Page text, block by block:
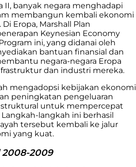
II, banyak negara menghadapi
membangun kembali ekonomi
Eropa, Marshall Plan
Keynesian Economy
ini, yang didanai oleh
bantuan finansial dan
negara-negara Eropa
dan industri mereka.
mengadopsi kebijakan ekonomi
peningkatan pengeluaran
untuk mempercepat
langkah ini berhasil
tersebut kembali ke jalur
yang kuat.
2008-2009